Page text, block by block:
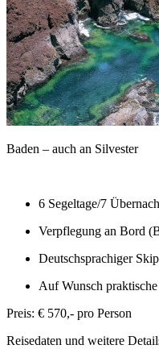
Baden – auch an Silvester
6 Segeltage/7
Verpflegung an Bord
Deutschsprachiger
Auf Wunsch
Preis: € 570,- pro Person
Reisedaten und weitere